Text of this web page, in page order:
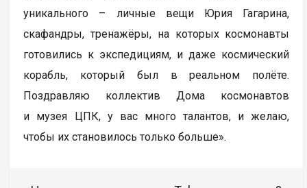
уникального – личные вещи Юрия Гагарина,
скафандры, тренажёры, на которых космонавты
готовились к экспедициям, и даже космический
корабль, который был в реальном полёте.
Поздравляю коллектив Дома космонавтов
и музея ЦПК, у вас много талантов, и желаю,
чтобы их становилось только больше».